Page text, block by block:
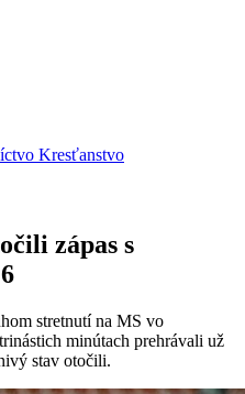
Kresťanstvo
zápas s
stretnutí na MS vo
minútach prehrávali už
stav otočili.